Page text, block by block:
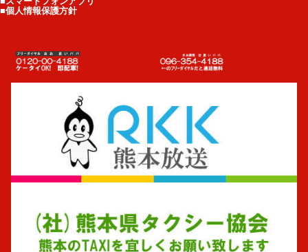
■個人情報保護方針